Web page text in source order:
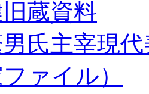
蔵資料
氏主宰現
ファイル）